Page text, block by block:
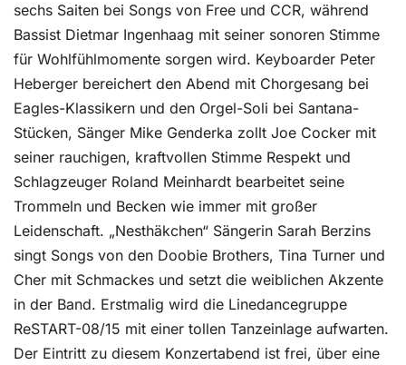
sechs Saiten bei Songs von Free und CCR, während
Bassist Dietmar Ingenhaag mit seiner sonoren Stimme
für Wohlfühlmomente sorgen wird. Keyboarder Peter
Heberger bereichert den Abend mit Chorgesang bei
Eagles-Klassikern und den Orgel-Soli bei Santana-
Stücken, Sänger Mike Genderka zollt Joe Cocker mit
seiner rauchigen, kraftvollen Stimme Respekt und
Schlagzeuger Roland Meinhardt bearbeitet seine
Trommeln und Becken wie immer mit großer
Leidenschaft. „Nesthäkchen“ Sängerin Sarah Berzins
singt Songs von den Doobie Brothers, Tina Turner und
Cher mit Schmackes und setzt die weiblichen Akzente
in der Band. Erstmalig wird die Linedancegruppe
ReSTART-08/15 mit einer tollen Tanzeinlage aufwarten.
Der Eintritt zu diesem Konzertabend ist frei, über eine